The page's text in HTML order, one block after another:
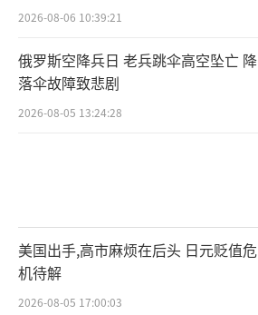
2026-08-06 10:39:21
俄罗斯空降兵日 老兵跳伞高空坠亡 降
落伞故障致悲剧
2026-08-05 13:24:28
美国出手,高市麻烦在后头 日元贬值危
机待解
2026-08-05 17:00:03